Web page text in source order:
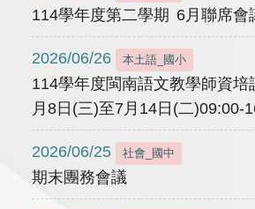
114學年度第二學期 6月聯席會
2026/06/26 本土語_國小
114學年度閩南語文教學師資培
月8日(三)至7月14日(二)09:00-
2026/06/25 社會_國中
期末團務會議